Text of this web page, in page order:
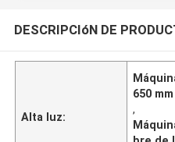
DESCRIPCIóN DE
Alta luz:
650 mm
,